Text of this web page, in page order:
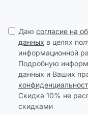
Даю согласие на
данных в целях
информационной
Подробную
данных и Ваших
Скидка 10% не
скидками